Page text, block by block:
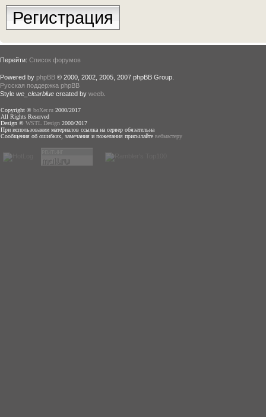
Регистрация
Перейти: Список форумов
Powered by phpBB © 2000, 2002, 2005, 2007 phpBB Group.
Русская поддержка phpBB
Style we_clearblue created by weeb
Copyright © boXer.ru 2000/2017
All Rights Reserved
Design © WSTL Design 2000/2017
При использовании материалов ссылка на сервер обязательна
Сообщения об ошибках, замечания и пожелания присылайте вебмастеру